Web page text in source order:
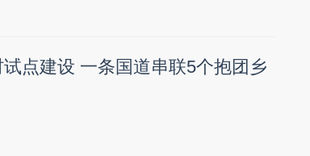
点建设 一条国道串联5个抱团乡